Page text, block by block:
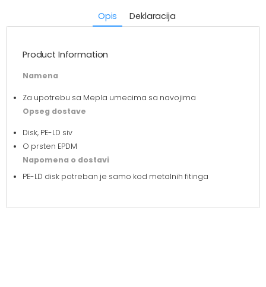
Opis Deklaracija
Product Information
Namena
Za upotrebu sa Mepla umecima sa navojima
Opseg dostave
Disk, PE-LD siv
O prsten EPDM
Napomena o dostavi
PE-LD disk potreban je samo kod metalnih fitinga